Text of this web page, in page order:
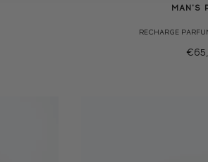
MAN'S
RECHARGE